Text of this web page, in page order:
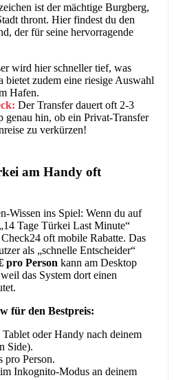
ist der mächtige Burgberg,
thront. Hier findest du den
der für seine hervorragende
wird hier schneller tief, was
bietet zudem eine riesige Auswahl
Hafen.
Der Transfer dauert oft 2-3
genau hin, ob ein Privat-Transfer
zu verkürzen!
am Handy oft
Wissen ins Spiel: Wenn du auf
Tage Türkei Last Minute“
oft mobile Rabatte. Das
als „schnelle Entscheider“
pro Person kann am Desktop
das System dort einen
für den Bestpreis:
Tablet oder Handy nach deinem
Side).
pro Person.
Inkognito-Modus an deinem